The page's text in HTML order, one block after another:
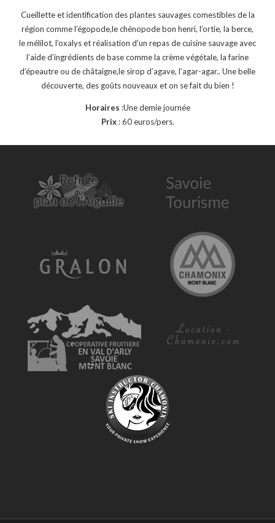
Cueillette et identification des plantes sauvages comestibles de la
région comme l’égopode,le chénopode bon henri, l’ortie, la berce,
le mélilot, l’oxalys et réalisation d’un repas de cuisine sauvage avec
l’aide d’ingrédients de base comme la crème végétale, la farine
d’épeautre ou de châtaigne,le sirop d’agave, l’agar-agar.. Une belle
découverte, des goûts nouveaux et on se fait du bien !
Horaires :Une demie journée
Prix: 60 euros/pers.